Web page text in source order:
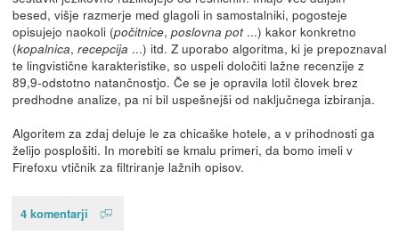
besed, višje razmerje med glagoli in samostalniki, pogosteje
opisujejo naokoli (počitnice, poslovna pot...) kakor konkretno
(kopalnica, recepcija ...) itd. Z uporabo algoritma, ki je prepoznaval
te lingvistične karakteristike, so uspeli določiti lažne recenzije z
89,9-odstotno natančnostjo. Če se je opravila lotil človek brez
predhodne analize, pa ni bil uspešnejši od naključnega izbiranja.
Algoritem za zdaj deluje le za chicaške hotele, a v prihodnosti ga
želijo posplošiti. In morebiti se kmalu primeri, da bomo imeli v
Firefoxu vtičnik za filtriranje lažnih opisov.
4 komentarji